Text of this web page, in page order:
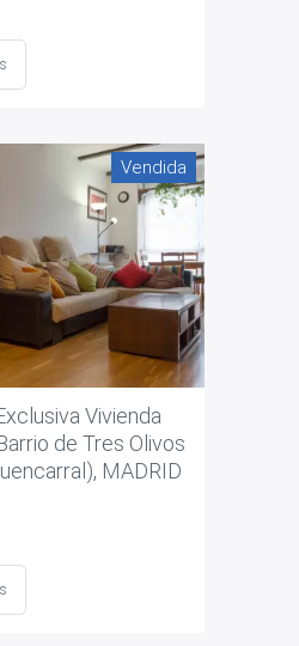
Vendida
Exclusiva Vivienda
de Tres Olivos
MADRID